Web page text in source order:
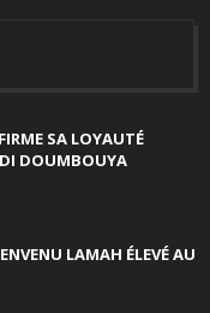
SA LOYAUTÉ
DOUMBOUYA
LAMAH ÉLEVÉ AU